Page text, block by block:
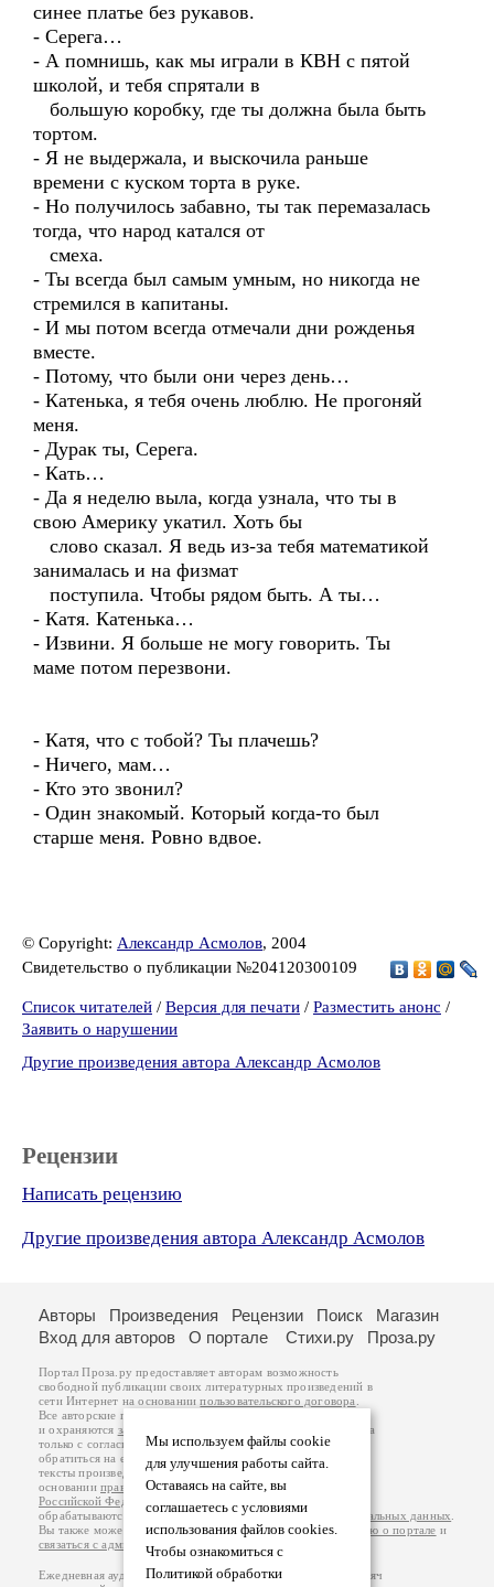
синее платье без рукавов.
- Серега…
- А помнишь, как мы играли в КВН с пятой
школой, и тебя спрятали в
большую коробку, где ты должна была быть
тортом.
- Я не выдержала, и выскочила раньше
времени с куском торта в руке.
- Но получилось забавно, ты так перемазалась
тогда, что народ катался от
смеха.
- Ты всегда был самым умным, но никогда не
стремился в капитаны.
- И мы потом всегда отмечали дни рожденья
вместе.
- Потому, что были они через день…
- Катенька, я тебя очень люблю. Не прогоняй
меня.
- Дурак ты, Серега.
- Кать…
- Да я неделю выла, когда узнала, что ты в
свою Америку укатил. Хоть бы
слово сказал. Я ведь из-за тебя математикой
занималась и на физмат
поступила. Чтобы рядом быть. А ты…
- Катя. Катенька…
- Извини. Я больше не могу говорить. Ты
маме потом перезвони.
- Катя, что с тобой? Ты плачешь?
- Ничего, мам…
- Кто это звонил?
- Один знакомый. Который когда-то был
старше меня. Ровно вдвое.
© Copyright: Александр Асмолов, 2004
Свидетельство о публикации №204120300109
Список читателей / Версия для печати / Разместить анонс /
Заявить о нарушении
Другие произведения автора Александр Асмолов
Рецензии
Написать рецензию
Другие произведения автора Александр Асмолов
Мы используем файлы cookie
для улучшения работы сайта.
Оставаясь на сайте, вы
соглашаетесь с условиями
использования файлов cookies.
Чтобы ознакомиться с
Политикой обработки
Авторы Произведения Рецензии Поиск
Магазин
Вход для авторов
О портале Стихи.ру Проза.ру
Портал Проза.ру предоставляет авторам возможность
свободной публикации своих литературных произведений в
сети Интернет на основаниипользовательского договора
Все авторские права на произведения принадлежат авторам
и охраняются законом
. Перепечатка произведений возможна
только с согласия его автора, к которому вы можете
обратиться на его авторской странице. Ответственность за
тексты произведений авторы несут самостоятельно на
основанииправил публикацииизаконодательства
Российской Федерации
обрабатываются на основанииПолитики обработки персональных данных
Вы также можете посмотреть более подробнуюинформацию о портале и
связаться с администрацией
Ежедневная аудитория портала Проза.ру – порядка 100 тысяч